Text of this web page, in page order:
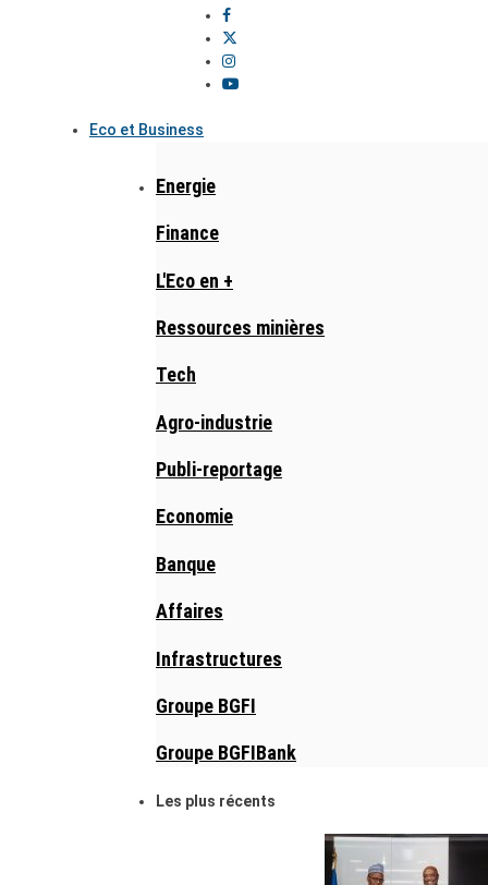
Eco et Business
Energie
Finance
L'Eco en +
Ressources minières
Tech
Agro-industrie
Publi-reportage
Economie
Banque
Affaires
Infrastructures
Groupe BGFI
Groupe BGFIBank
Les plus récents